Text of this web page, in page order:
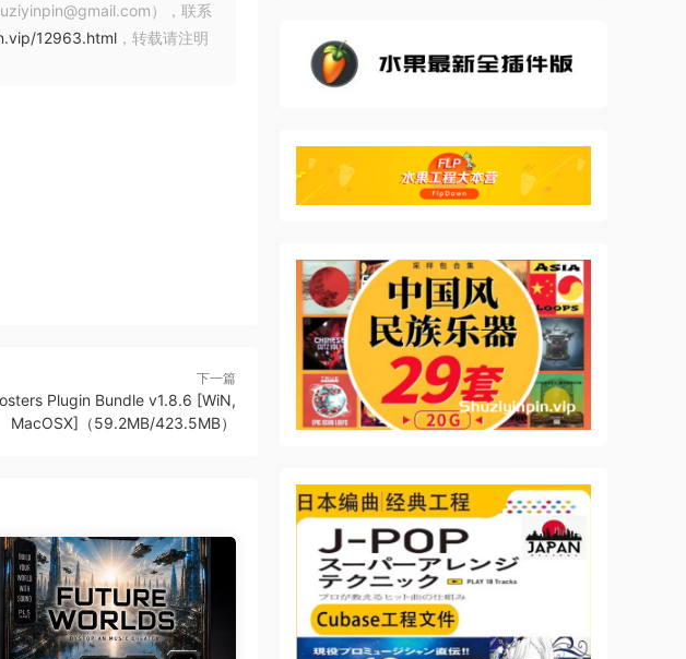
力或作为混音中的微妙支
。其特点是切分音节奏、紧
。Pro
真实节奏。将其推向这两个
），联系
12963.html ，转载请注明
下一篇
Plugin Bundle v1.8.6 [WiN,
MacOSX]（59.2MB/423.5MB）